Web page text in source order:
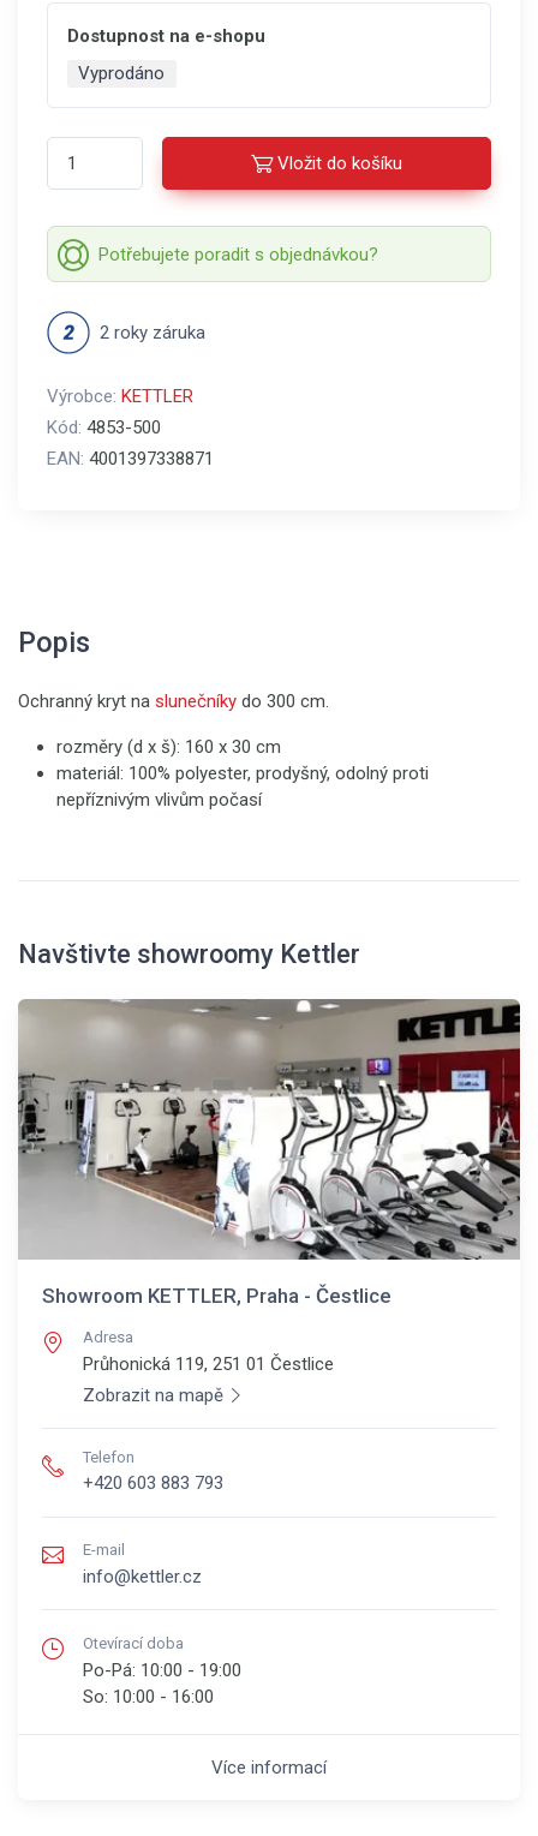
Dostupnost na e-shopu
Vyprodáno
Vložit do košíku
Potřebujete poradit s objednávkou?
2 roky záruka
Výrobce: KETTLER
Kód: 4853-500
EAN: 4001397338871
Popis
Ochranný kryt na slunečníky do 300 cm.
rozměry (d x š): 160 x 30 cm
materiál: 100% polyester, prodyšný, odolný proti
nepříznivým vlivům počasí
Navštivte showroomy Kettler
Showroom KETTLER, Praha - Čestlice
Adresa
Průhonická 119, 251 01 Čestlice
Zobrazit na mapě
Telefon
+420 603 883 793
E-mail
info@kettler.cz
Otevírací doba
Po-Pá: 10:00 - 19:00
So: 10:00 - 16:00
Více informací